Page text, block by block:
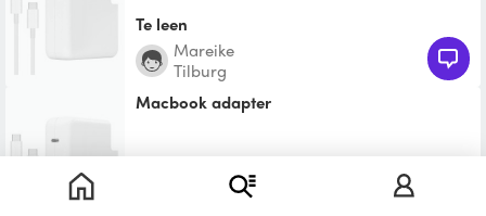
Te leen
Mareike
Tilburg
macbook adapter